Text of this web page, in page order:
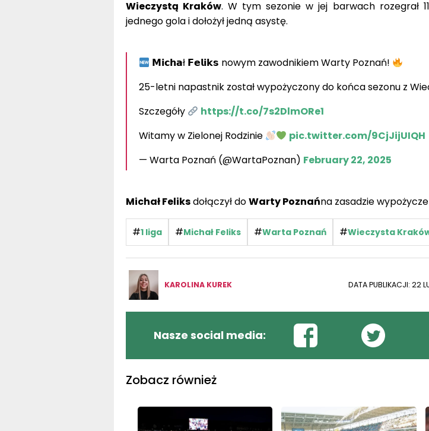
Wieczystą Kraków. W tym sezonie w jej barwach rozegrał
jednego gola i dołożył jedną asystę.
𝗠𝗶𝗰𝗵𝗮ł 𝗙𝗲𝗹𝗶𝗸𝘀 nowym zawodnikiem Warty Poznań!
25-letni napastnik został wypożyczony do końca sezonu z
Szczegóły
https://t.co/7s2DlmORe1
Witamy w Zielonej Rodzinie
pic.twitter.com/9CjJijUIQH
— Warta Poznań (@WartaPoznan) February 22, 2025
Michał Feliksdołączył doWarty Poznańna zasadzie
#1 liga #Michał Feliks #Warta Poznań #Wieczysta
KAROLINA KUREK DATA PUBLIKACJI: 22
Nasze social media:
Zobacz również